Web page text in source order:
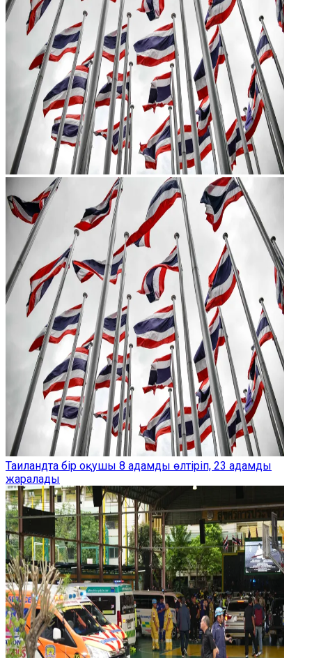
Таиландта бір оқушы 8 адамды өлтіріп, 23 адамды
жаралады